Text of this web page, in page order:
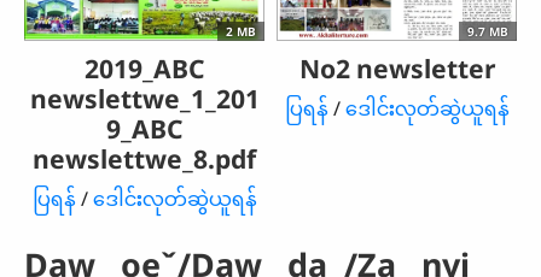
2 MB
2019_ABC
newslettwe_1_201
9_ABC
newslettwe_8.pdf
ပြရန်/ဒေါင်းလုတ်ဆွဲယူရန်
9.7 MB
No2 newsletter
ပြရန်/ဒေါင်းလုတ်ဆွဲယူရန်
Dawˬ oeˇ/Dawˬ daˬ/Zaˬ nyiˬ